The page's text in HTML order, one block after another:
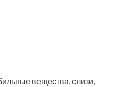
вещества, слизи,